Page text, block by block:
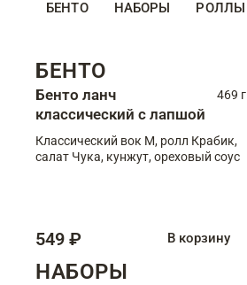
БЕНТО НАБОРЫ РОЛЛЫ
БЕНТО
Бенто ланч
классический с лапшой
469 г
Классический вок М, ролл Крабик,
салат Чука, кунжут, ореховый соус
549 ₽ В корзину
НАБОРЫ